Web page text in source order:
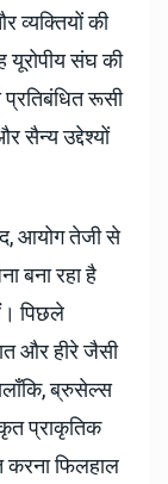
की
यूरोपीय संघ की
रूसी
सैन्य उद्देश्यों
आयोग तेजी से
बना रहा है
पिछले
और हीरे जैसी
ब्रुसेल्स
प्राकृतिक
करना फिलहाल